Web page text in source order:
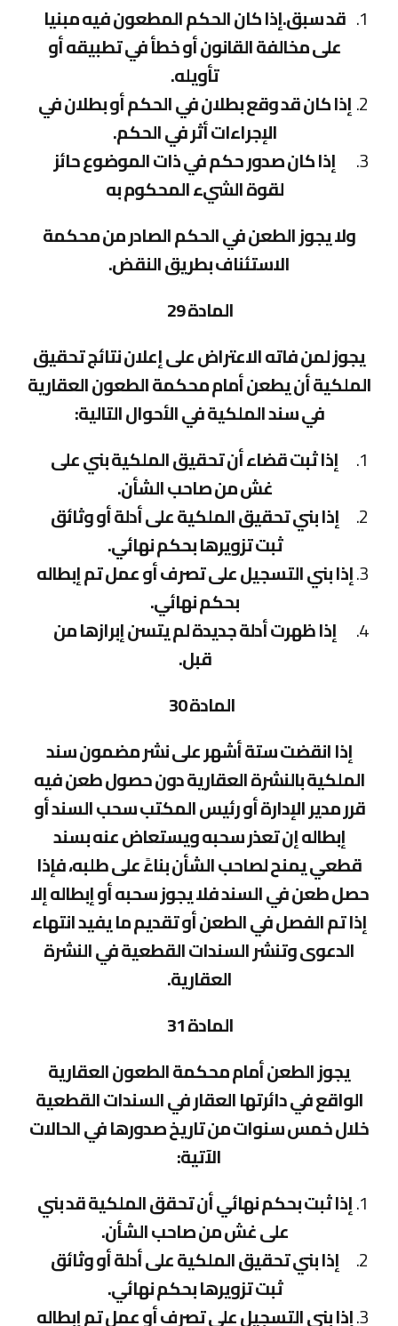
قد سبق.إذا كان الحكم المطعون فيه مبنيا
على مخالفة القانون أو خطأ في تطبيقه أو
تأويله.
إذا كان قد وقع بطلان في الحكم أو بطلان في
الإجراءات أثر في الحكم.
إذا كان صدور حكم في ذات الموضوع حائز
لقوة الشيء المحكوم به
ولا يجوز الطعن في الحكم الصادر من محكمة
الاستئناف بطريق النقض.
المادة 29
يجوز لمن فاته الاعتراض على إعلان نتائج تحقيق
الملكية أن يطعن أمام محكمة الطعون العقارية
في سند الملكية في الأحوال التالية:
إذا ثبت قضاء أن تحقيق الملكية بني على
غش من صاحب الشأن.
إذا بني تحقيق الملكية على أدلة أو وثائق
ثبت تزويرها بحكم نهائي.
إذا بني التسجيل على تصرف أو عمل تم إبطاله
بحكم نهائي.
إذا ظهرت أدلة جديدة لم يتسن إبرازها من
قبل.
المادة 30
إذا انقضت ستة أشهر على نشر مضمون سند
الملكية بالنشرة العقارية دون حصول طعن فيه
قرر مدير الإدارة أو رئيس المكتب سحب السند أو
إبطاله إن تعذر سحبه ويستعاض عنه بسند
قطعي يمنح لصاحب الشأن بناءً على طلبه، فإذا
حصل طعن في السند فلا يجوز سحبه أو إبطاله إلا
إذا تم الفصل في الطعن أو تقديم ما يفيد انتهاء
الدعوى وتنشر السندات القطعية في النشرة
العقارية.
المادة 31
يجوز الطعن أمام محكمة الطعون العقارية
الواقع في دائرتها العقار في السندات القطعية
خلال خمس سنوات من تاريخ صدورها في الحالات
الآتية:
إذا ثبت بحكم نهائي أن تحقق الملكية قد بني
على غش من صاحب الشأن.
إذا بني تحقيق الملكية على أدلة أو وثائق
ثبت تزويرها بحكم نهائي.
إذا بني التسجيل على تصرف أو عمل تم إبطاله